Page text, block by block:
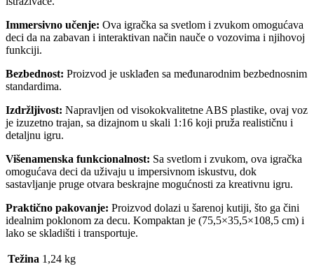
Immersivno učenje: Ova igračka sa svetlom i zvukom omogućava
deci da na zabavan i interaktivan način nauče o vozovima i njihovoj
funkciji.
Bezbednost: Proizvod je usklađen sa međunarodnim bezbednosnim
standardima.
Izdržljivost: Napravljen od visokokvalitetne ABS plastike, ovaj voz
je izuzetno trajan, sa dizajnom u skali 1:16 koji pruža realističnu i
detaljnu igru.
Višenamenska funkcionalnost: Sa svetlom i zvukom, ova igračka
omogućava deci da uživaju u impersivnom iskustvu, dok
sastavljanje pruge otvara beskrajne mogućnosti za kreativnu igru.
Praktično pakovanje: Proizvod dolazi u šarenoj kutiji, što ga čini
idealnim poklonom za decu. Kompaktan je (75,5×35,5×108,5 cm) i
lako se skladišti i transportuje.
Težina 1,24 kg